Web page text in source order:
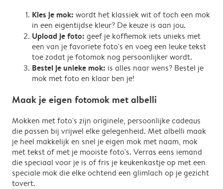
Kies je mok: wordt het klassiek wit of toch een mok
in een eigentijdse kleur? De keuze is aan jou.
Upload je foto: geef je koffiemok iets unieks met
een van je favoriete foto's en voeg een leuke tekst
toe zodat je fotomok nog persoonlijker wordt.
Bestel je unieke mok: is alles naar wens? Bestel je
mok met foto en klaar ben je!
Maak je eigen fotomok met albelli
Mokken met foto's zijn originele, persoonlijke cadeaus
die passen bij vrijwel elke gelegenheid. Met albelli maak
je heel makkelijk en snel je eigen mok met naam, mok
met tekst of met je mooiste foto's. Verras eens iemand
die speciaal voor je is of fris je keukenkastje op met een
speciale mok die elke ochtend een glimlach op je gezicht
tovert.